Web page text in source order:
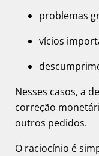
problemas
vícios
Nesses casos, a
correção
outros pedidos.
O raciocínio é